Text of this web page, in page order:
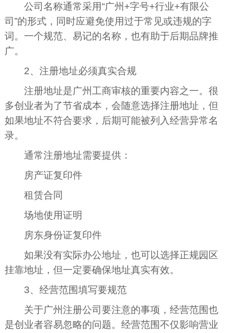
公司名称通常采用“广州+字号+行业+有限公
司”的形式，同时应避免使用过于常见或违规的字
词。一个规范、易记的名称，也有助于后期品牌推
广。
2、注册地址必须真实合规
注册地址是广州工商审核的重要内容之一。很
多创业者为了节省成本，会随意选择注册地址，但
如果地址不符合要求，后期可能被列入经营异常名
录。
通常注册地址需要提供：
房产证复印件
租赁合同
场地使用证明
房东身份证复印件
如果没有实际办公地址，也可以选择正规园区
挂靠地址，但一定要确保地址真实有效。
3、经营范围填写要规范
关于广州注册公司要注意的事项，经营范围也
是创业者容易忽略的问题。经营范围不仅影响营业